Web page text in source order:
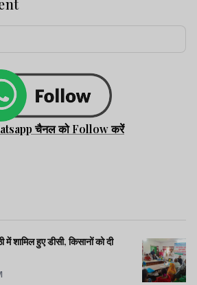
चैनल को Follow करें
शामिल हुए डीसी, किसानों को दी